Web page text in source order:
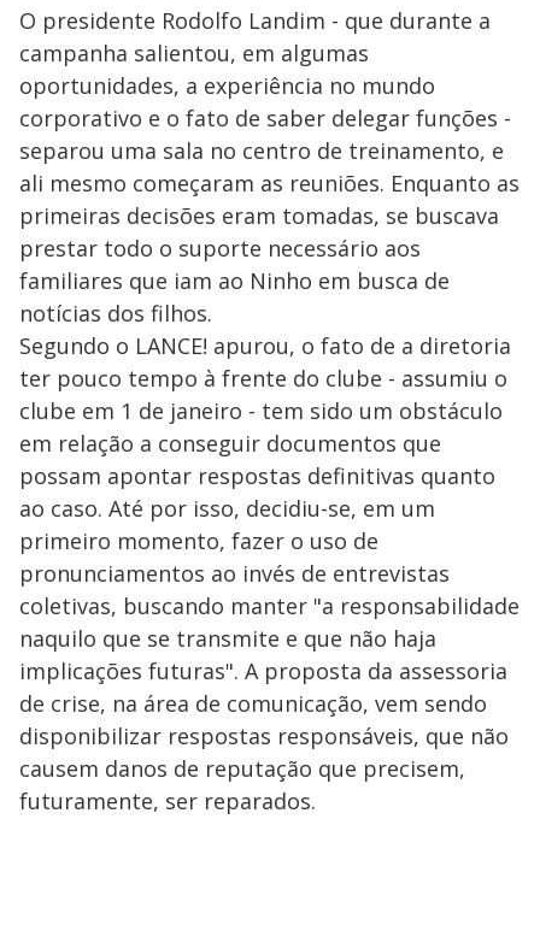
O presidente Rodolfo Landim - que durante a
campanha salientou, em algumas
oportunidades, a experiência no mundo
corporativo e o fato de saber delegar funções -
separou uma sala no centro de treinamento, e
ali mesmo começaram as reuniões. Enquanto as
primeiras decisões eram tomadas, se buscava
prestar todo o suporte necessário aos
familiares que iam ao Ninho em busca de
notícias dos filhos.
Segundo o LANCE! apurou, o fato de a diretoria
ter pouco tempo à frente do clube - assumiu o
clube em 1 de janeiro - tem sido um obstáculo
em relação a conseguir documentos que
possam apontar respostas definitivas quanto
ao caso. Até por isso, decidiu-se, em um
primeiro momento, fazer o uso de
pronunciamentos ao invés de entrevistas
coletivas, buscando manter "a responsabilidade
naquilo que se transmite e que não haja
implicações futuras". A proposta da assessoria
de crise, na área de comunicação, vem sendo
disponibilizar respostas responsáveis, que não
causem danos de reputação que precisem,
futuramente, ser reparados.